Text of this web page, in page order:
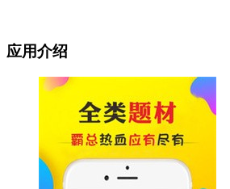
应用介绍